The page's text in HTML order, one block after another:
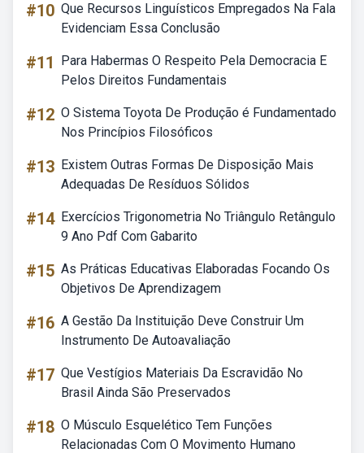
#10 Que Recursos Linguísticos Empregados Na Fala
Evidenciam Essa Conclusão
#11
Para Habermas O Respeito Pela Democracia E
Pelos Direitos Fundamentais
#12 O Sistema Toyota De Produção é Fundamentado
Nos Princípios Filosóficos
#13 Existem Outras Formas De Disposição Mais
Adequadas De Resíduos Sólidos
#14 Exercícios Trigonometria No Triângulo Retângulo
9 Ano Pdf Com Gabarito
#15 As Práticas Educativas Elaboradas Focando Os
Objetivos De Aprendizagem
#16 A Gestão Da Instituição Deve Construir Um
Instrumento De Autoavaliação
#17 Que Vestígios Materiais Da Escravidão No
Brasil Ainda São Preservados
#18 O Músculo Esquelético Tem Funções
Relacionadas Com O Movimento Humano